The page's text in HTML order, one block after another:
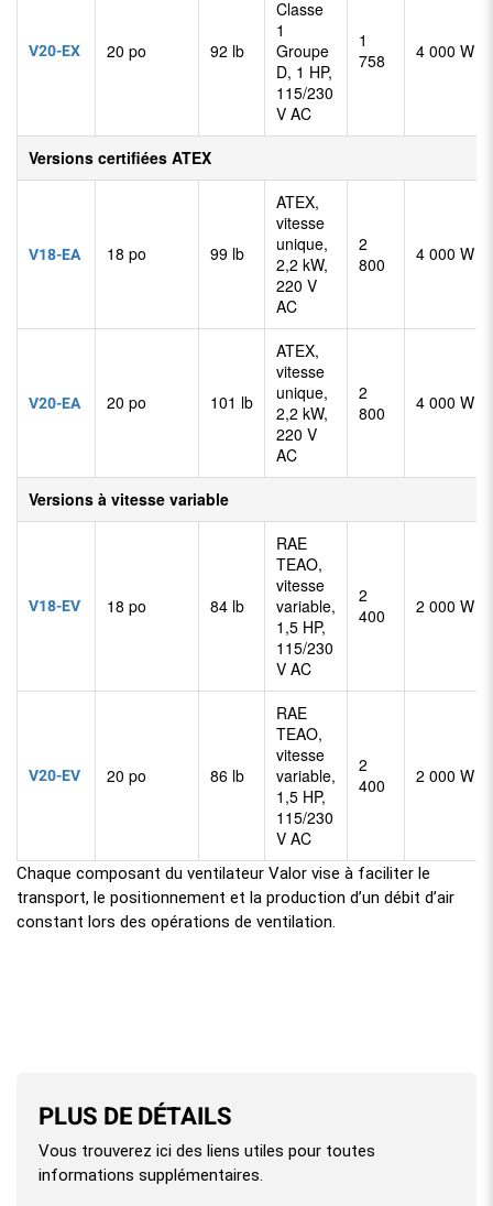
PLUS DE DÉTAILS
Vous trouverez ici des liens utiles pour toutes
informations supplémentaires.
V20-EX 20 po 92 lb
Classe
1
Groupe
D, 1 HP,
115/230
V AC
1
758
4 000 W
Versions certifiées ATEX
V18-EA 18 po 99 lb
ATEX,
vitesse
unique,
2,2 kW,
220 V
AC
2
800
4 000 W
V20-EA 20 po 101 lb
ATEX,
vitesse
unique,
2,2 kW,
220 V
AC
2
800
4 000 W
Versions à vitesse variable
V18-EV 18 po 84 lb
RAE
TEAO,
vitesse
variable,
1,5 HP,
115/230
V AC
2
400
2 000 W
V20-EV 20 po 86 lb
RAE
TEAO,
vitesse
variable,
1,5 HP,
115/230
V AC
2
400
2 000 W
Chaque composant du ventilateur Valor vise à faciliter le
transport, le positionnement et la production d’un débit d’air
constant lors des opérations de ventilation.